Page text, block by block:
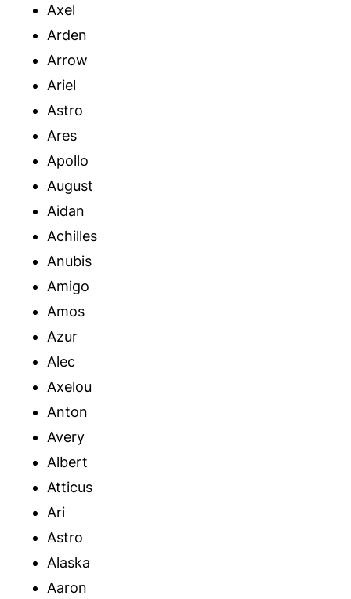
Axel
Arden
Arrow
Ariel
Astro
Ares
Apollo
August
Aidan
Achilles
Anubis
Amigo
Amos
Azur
Alec
Axelou
Anton
Avery
Albert
Atticus
Ari
Astro
Alaska
Aaron